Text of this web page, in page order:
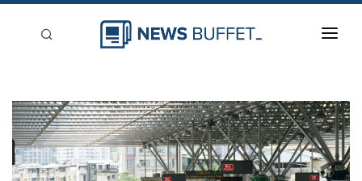
新聞稿分類
登入
刊登